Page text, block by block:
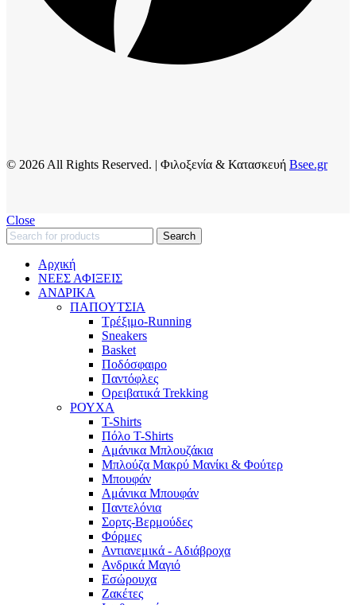
© 2026 All Rights Reserved. | Φιλοξενία & Κατασκευή Bsee.gr
Close
Search
Αρχική
ΝΕΕΣ ΑΦΙΞΕΙΣ
AΝΔΡΙΚΑ
ΠΑΠΟΥΤΣΙΑ
Τρέξιμο-Running
Sneakers
Basket
Ποδόσφαιρο
Παντόφλες
Ορειβατικά Trekking
ΡΟΥΧΑ
T-Shirts
Πόλο T-Shirts
Αμάνικα Μπλουζάκια
Μπλούζα Μακρύ Μανίκι & Φούτερ
Μπουφάν
Αμάνικα Μπουφάν
Παντελόνια
Σορτς-Βερμούδες
Φόρμες
Αντιανεμικά - Αδιάβροχα
Ανδρικά Μαγιό
Εσώρουχα
Ζακέτες